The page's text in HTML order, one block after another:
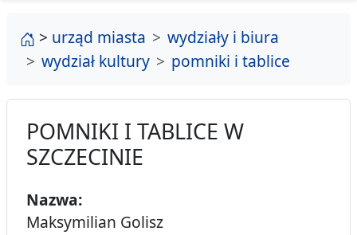
strona główna
> urząd miasta
wydziały i biura
wydział kultury
pomniki i tablice
POMNIKI I TABLICE W
SZCZECINIE
Nazwa:
Maksymilian Golisz